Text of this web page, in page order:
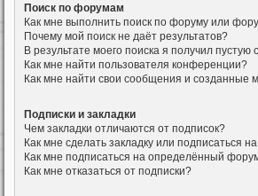
Поиск по форумам
Как мне выполнить поиск по форуму или
Почему мой поиск не даёт результатов?
В результате моего поиска я получил пустую
Как мне найти пользователя конференции?
Как мне найти свои сообщения и созданные
Подписки и закладки
Чем закладки отличаются от подписок?
Как мне сделать закладку или подписаться
Как мне подписаться на определённый
Как мне отказаться от подписки?